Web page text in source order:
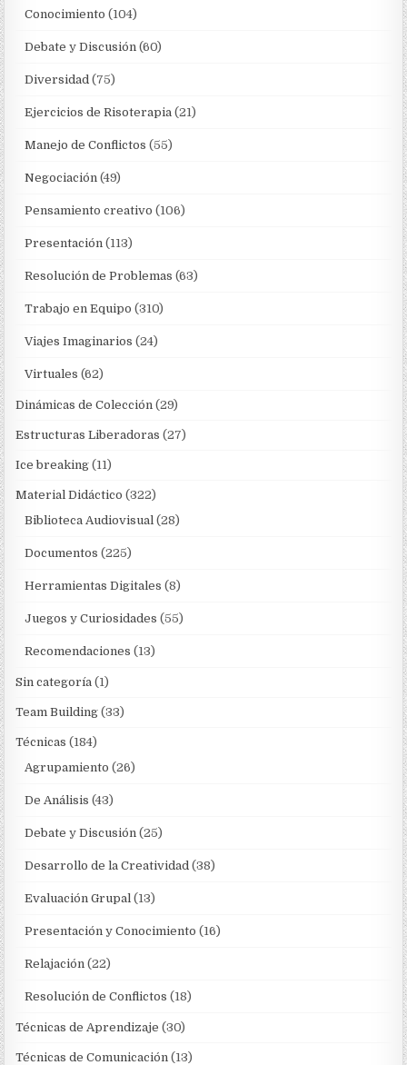
Conocimiento (104)
Debate y Discusión (60)
Diversidad (75)
Ejercicios de Risoterapia (21)
Manejo de Conflictos (55)
Negociación (49)
Pensamiento creativo (106)
Presentación (113)
Resolución de Problemas (63)
Trabajo en Equipo (310)
Viajes Imaginarios (24)
Virtuales (62)
Dinámicas de Colección (29)
Estructuras Liberadoras (27)
Ice breaking (11)
Material Didáctico (322)
Biblioteca Audiovisual (28)
Documentos (225)
Herramientas Digitales (8)
Juegos y Curiosidades (55)
Recomendaciones (13)
Sin categoría (1)
Team Building (33)
Técnicas (184)
Agrupamiento (26)
De Análisis (43)
Debate y Discusión (25)
Desarrollo de la Creatividad (38)
Evaluación Grupal (13)
Presentación y Conocimiento (16)
Relajación (22)
Resolución de Conflictos (18)
Técnicas de Aprendizaje (30)
Técnicas de Comunicación (13)